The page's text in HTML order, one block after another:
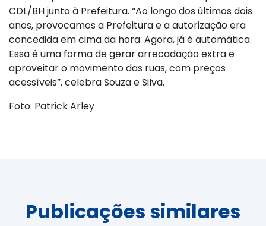
CDL/BH junto à Prefeitura. “Ao longo dos últimos dois
anos, provocamos a Prefeitura e a autorização era
concedida em cima da hora. Agora, já é automática.
Essa é uma forma de gerar arrecadação extra e
aproveitar o movimento das ruas, com preços
acessíveis”, celebra Souza e Silva.
Foto: Patrick Arley
Publicações similares